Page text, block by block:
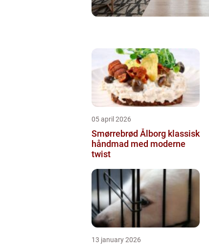
05 april 2026
Smørrebrød Ålborg klassisk
håndmad med moderne
twist
13 january 2026